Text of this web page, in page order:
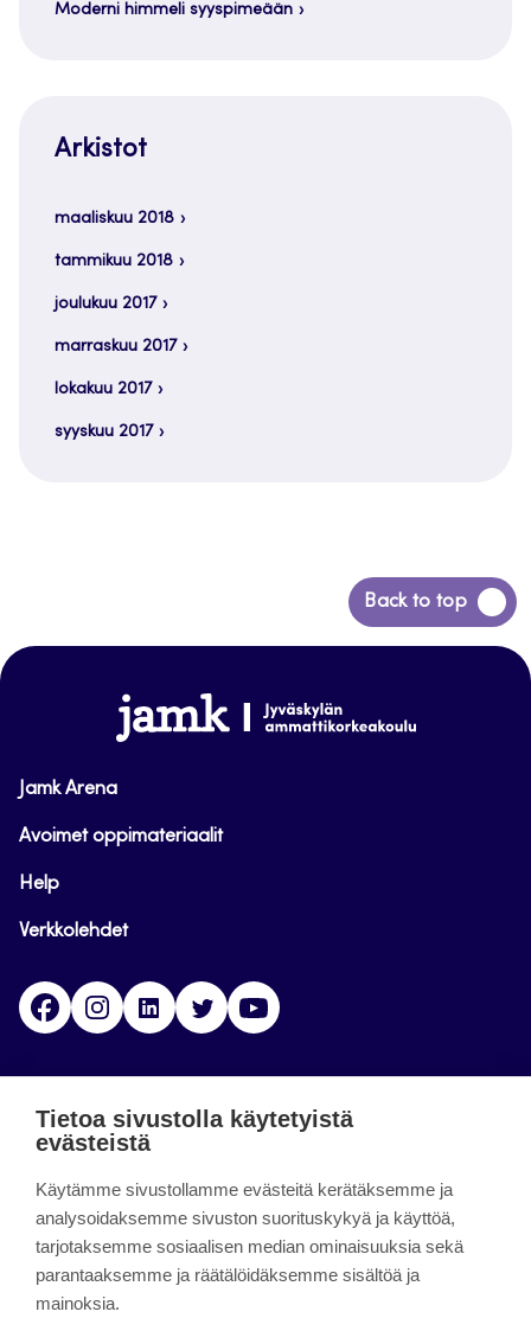
Moderni himmeli syyspimeään
Arkistot
maaliskuu 2018
tammikuu 2018
joulukuu 2017
marraskuu 2017
lokakuu 2017
syyskuu 2017
Back to top
Siirry
takaisin
www.jamk.fi
Jamk Arena
Avoimet oppimateriaalit
Help
Verkkolehdet
FacebookInstagramLinkedinTwitter
päättynyt 11.9.2023.
About the site
Käyttöehdot
Tietoa sivustolla käytetyistä
evästeistä
Käytämme sivustollamme evästeitä kerätäksemme ja
analysoidaksemme sivuston suorituskykyä ja käyttöä,
tarjotaksemme sosiaalisen median ominaisuuksia sekä
parantaaksemme ja räätälöidäksemme sisältöä ja
mainoksia.